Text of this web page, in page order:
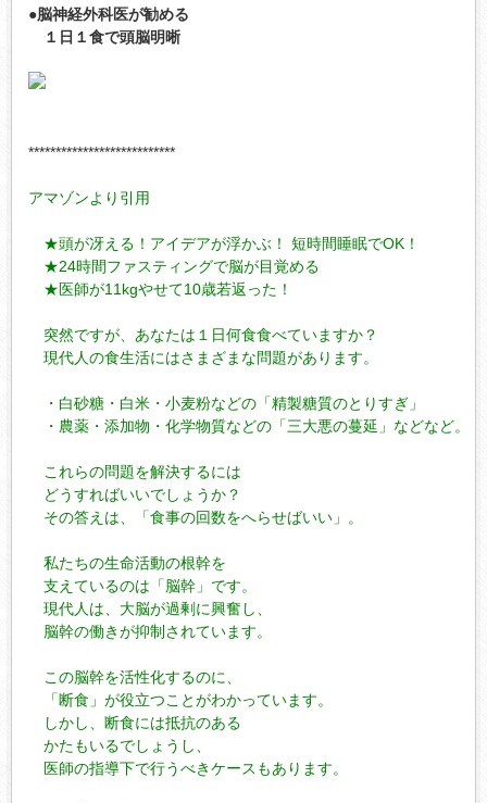
●脳神経外科医が勧める
***************************
アマゾンより引用
★頭が冴える！アイデアが浮かぶ！ 短時間睡眠でOK！
★24時間ファスティングで脳が目覚める
★医師が11kgやせて10歳若返った！
突然ですが、あなたは１日何食食べていますか？
現代人の食生活にはさまざまな問題があります。
・白砂糖・白米・小麦粉などの「精製糖質のとりすぎ」
・農薬・添加物・化学物質などの「三大悪の蔓延」などなど。
これらの問題を解決するには
どうすればいいでしょうか？
その答えは、「食事の回数をへらせばいい」。
私たちの生命活動の根幹を
支えているのは「脳幹」です。
現代人は、大脳が過剰に興奮し、
脳幹の働きが抑制されています。
この脳幹を活性化するのに、
「断食」が役立つことがわかっています。
しかし、断食には抵抗のある
かたもいるでしょうし、
医師の指導下で行うべきケースもあります。